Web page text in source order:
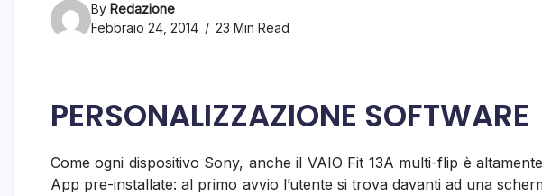
By Redazione
Febbraio 24, 2014
23 Min Read
PERSONALIZZAZIONE SOFTWARE
Come ogni dispositivo Sony, anche il VAIO Fit 13A multi-flip è
App pre-installate: al primo avvio l’utente si trova davanti ad una